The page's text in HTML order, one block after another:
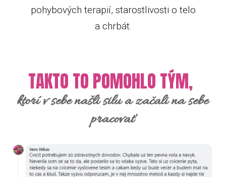
pohybových terapií, starostlivosti o telo
a chrbát.
TAKTO TO POMOHLO TÝM,
ktorí v sebe našli silu a začali na sebe
pracovať